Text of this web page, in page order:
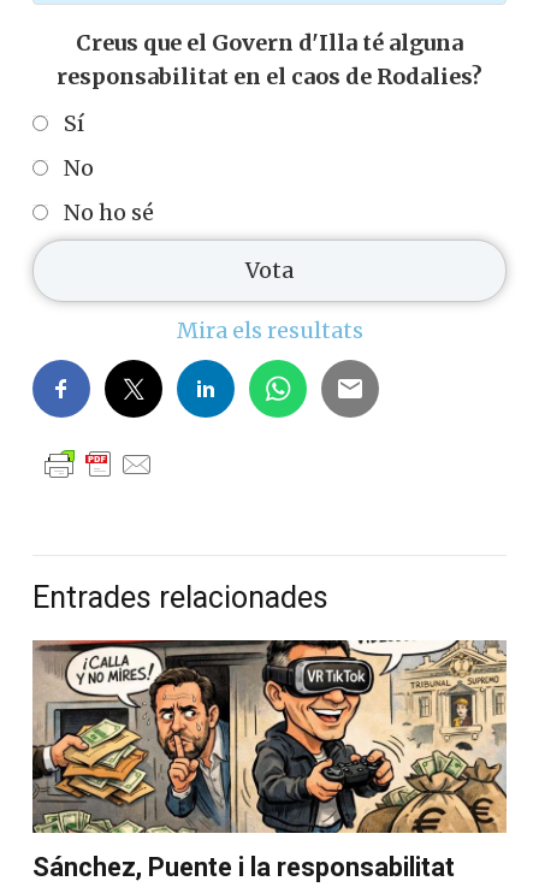
Creus que el Govern d'Illa té alguna
responsabilitat en el caos de Rodalies?
Sí
No
No ho sé
Mira els resultats
Entrades relacionades
Sánchez, Puente i la responsabilitat